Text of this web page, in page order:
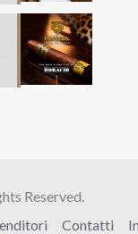
Reserved.
Contatti